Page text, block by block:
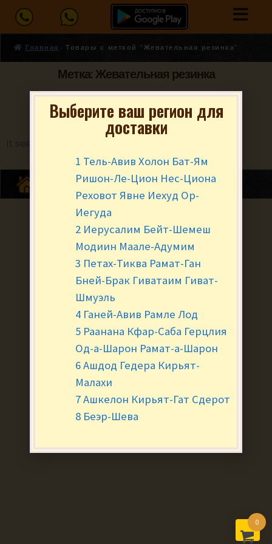
Главная Товары с меткой “Жевательная резинка”
Метка: Жевательная резинка
0
Выберите ваш регион для
доставки
1 Тель-Авив Холон Бат-Ям
Ришон-Ле-Цион Нес-Циона
Реховот Явне Иехуд Ор-
Иегуда
2 Иерусалим Бейт-Шемеш
Модиин Маале-Адумим
3 Петах-Тиква Рамат-Ган
Бней-Брак Гиватаим Гиват-
Шмуэль
4 Ганей-Авив Рамле Лод
5 Раанана Кфар-Саба Герцлия
Од-а-Шарон Рамат-а-Шарон
6 Ашдод Гедера Кирьят-
Малахи
7 Ашкелон Кирьят-Гат Сдерот
8 Беэр-Шева